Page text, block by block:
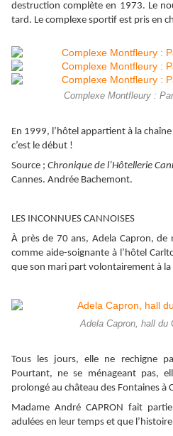
destruction complète en 1973. Le
tard. Le complexe sportif est pris en
Complexe Montfleury :
En 1999, l’hôtel appartient à la chaîne
c’est le début !
Source ; Chronique de l’Hôtellerie
Cannes. Andrée Bachemont.
LES INCONNUES CANNOISES
À près de 70 ans, Adela Capron, de
comme aide-soignante à l’hôtel
que son mari part volontairement à la
Adela Capron, hall du
Tous les jours, elle ne rechigne
Pourtant, ne se ménageant pas,
prolongé au château des Fontaines à
Madame André CAPRON fait
adulées en leur temps et que